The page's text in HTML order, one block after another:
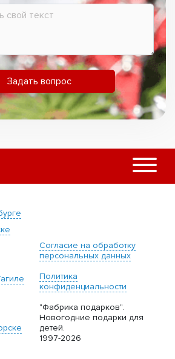
Задать вопрос
Согласие на обработку
персональных данных
Политика
конфиденциальности
"Фабрика подарков".
Новогодние подарки для
детей.
1997-2026